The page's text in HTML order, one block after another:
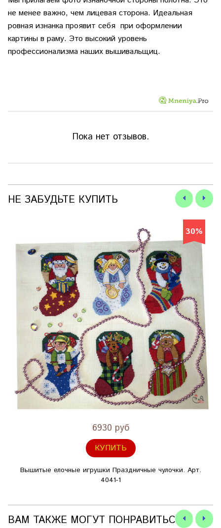
не менее важно, чем лицевая сторона. Идеальная
ровная изнанка проявит себя при оформлении
картины в раму. Это высокий уровень
профессионализма наших вышивальщиц.
Пока нет отзывов.
НЕ ЗАБУДЬТЕ КУПИТЬ
30%
6930 руб
КУПИТЬ
Вышитые елочные игрушки Праздничные чулочки. Арт.
4041-1
ВАМ ТАКЖЕ МОГУТ ПОНРАВИТЬСЯ